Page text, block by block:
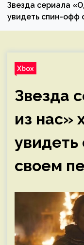
Звезда сериала
увидеть спин-офф
Xbox
Звезда
из нас»
своем